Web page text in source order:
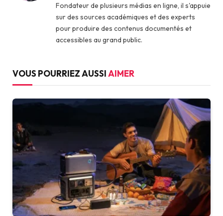
Fondateur de plusieurs médias en ligne, il s'appuie
sur des sources académiques et des experts
pour produire des contenus documentés et
accessibles au grand public.
VOUS POURRIEZ AUSSIAIMER